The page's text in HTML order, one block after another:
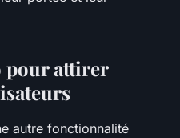
pour attirer
autre fonctionnalité